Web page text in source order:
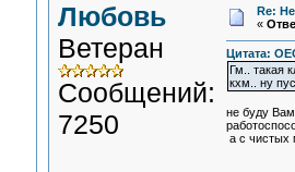
Любовь
Ветеран
Сообщений:
7250
Re:
«
Цитата:
Гм.. такая
кхм.. ну
не буду Вам
а с чистых